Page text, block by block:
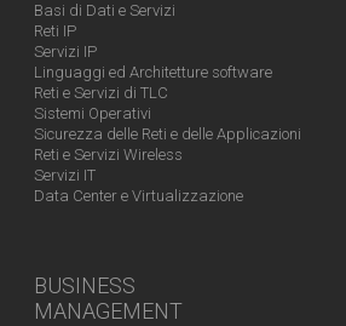
Basi di Dati e Servizi
Reti IP
Servizi IP
Linguaggi ed Architetture software
Reti e Servizi di TLC
Sistemi Operativi
Sicurezza delle Reti e delle Applicazioni
Reti e Servizi Wireless
Servizi IT
Data Center e Virtualizzazione
BUSINESS
MANAGEMENT